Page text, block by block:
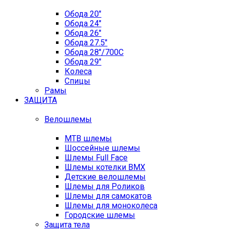
Обода 20"
Обода 24"
Обода 26"
Обода 27.5"
Обода 28"/700C
Обода 29"
Колеса
Спицы
Рамы
ЗАЩИТА
Велошлемы
MTB шлемы
Шоссейные шлемы
Шлемы Full Face
Шлемы котелки BMX
Детские велошлемы
Шлемы для Роликов
Шлемы для самокатов
Шлемы для моноколеса
Городские шлемы
Защита тела